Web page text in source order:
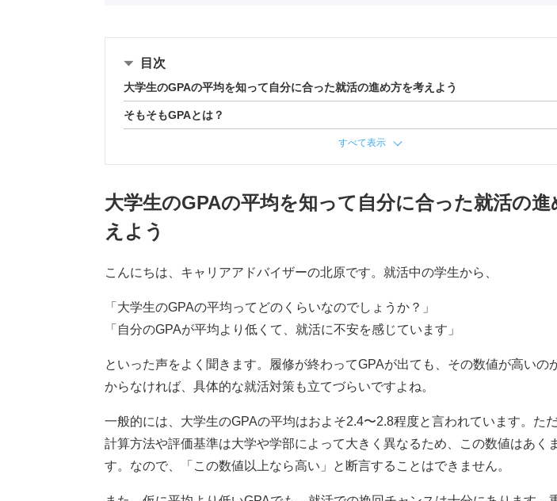
目次
大学生のGPAの平均を知って自分に合った就活の進め方を考えよう
そもそもGPAとは？
すべて表示
大学生のGPAの平均を知って自分に合った就活の進
えよう
こんにちは、キャリアアドバイザーの北原です。就活中の学生から、
「大学生のGPAの平均ってどのくらいなのでしょうか？」
「自分のGPAが平均より低くて、就活に不安を感じています」
といった声をよく聞きます。履修が終わってGPAが出ても、その数値が高いの
からなければ、具体的な就活対策も立てづらいですよね。
一般的には、大学生のGPAの平均はおよそ2.4〜2.8程度と言われています。た
計算方法や評価基準は大学や学部によって大きく異なるため、この数値はあく
す。なので、「この数値以上なら高い」と断言することはできません。